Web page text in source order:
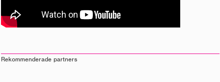
Rekommenderade partners